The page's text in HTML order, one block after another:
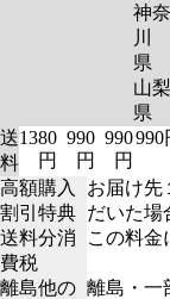
神奈
川
県
山梨
県
送
料
1380
円
990
円
990
円
990
高額購入
割引特典
お届け先
だいた場
送料分消
費税
この料金
離島他の 離島・一